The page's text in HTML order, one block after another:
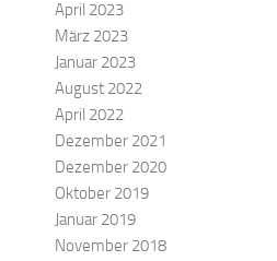
April 2023
März 2023
Januar 2023
August 2022
April 2022
Dezember 2021
Dezember 2020
Oktober 2019
Januar 2019
November 2018